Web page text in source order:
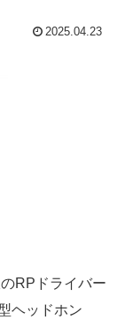
2025.04.23
RPドライバー
ヘッドホン